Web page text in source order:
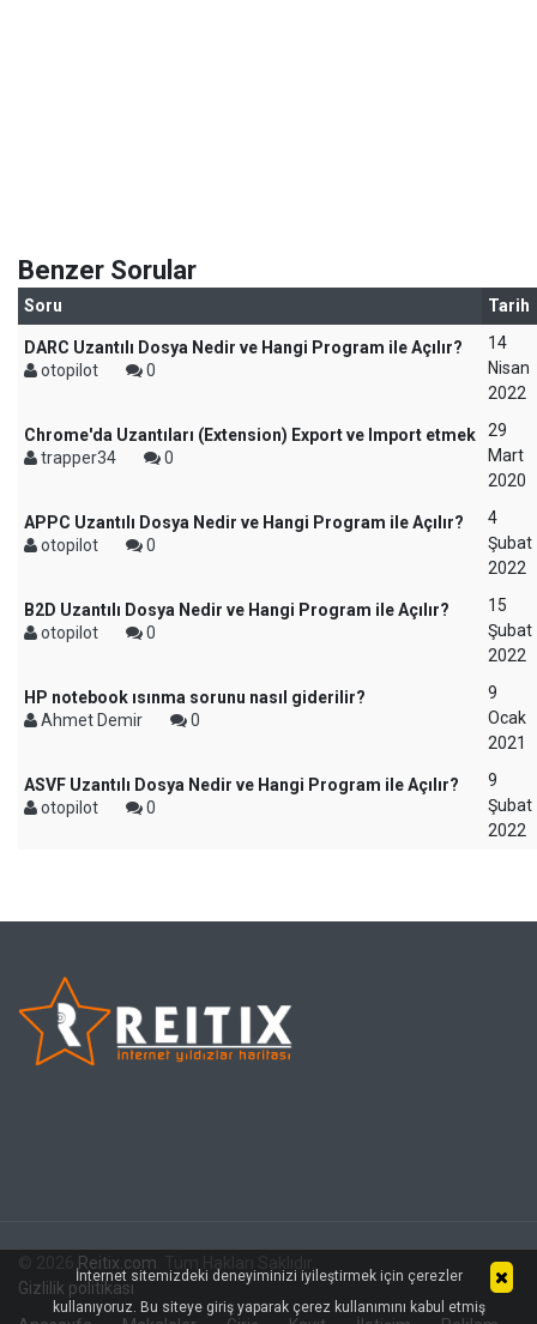
Benzer Sorular
Soru Tarih
DARC Uzantılı Dosya Nedir ve Hangi Program ile Açılır?
otopilot
0
14
Nisan
2022
Chrome'da Uzantıları (Extension) Export ve Import etmek
trapper34
0
29
Mart
2020
APPC Uzantılı Dosya Nedir ve Hangi Program ile Açılır?
otopilot
0
4
Şubat
2022
B2D Uzantılı Dosya Nedir ve Hangi Program ile Açılır?
otopilot
0
15
Şubat
2022
HP notebook ısınma sorunu nasıl giderilir?
Ahmet Demir
0
9
Ocak
2021
ASVF Uzantılı Dosya Nedir ve Hangi Program ile Açılır?
otopilot
0
9
Şubat
2022
Reitix.com
Gizlilik politikası
İnternet sitemizdeki deneyiminizi iyileştirmek için çerezler
kullanıyoruz. Bu siteye giriş yaparak çerez kullanımını kabul etmiş